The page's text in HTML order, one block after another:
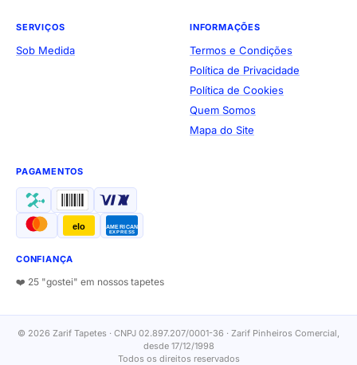
SERVIÇOS
Sob Medida
INFORMAÇÕES
Termos e Condições
Política de Privacidade
Política de Cookies
Quem Somos
Mapa do Site
PAGAMENTOS
elo AMERICAN
EXPRESS
CONFIANÇA
❤️ 25 "gostei" em nossos tapetes
© 2026 Zarif Tapetes · CNPJ 02.897.207/0001-36 · Zarif Pinheiros Comercial,
desde 17/12/1998
Todos os direitos reservados